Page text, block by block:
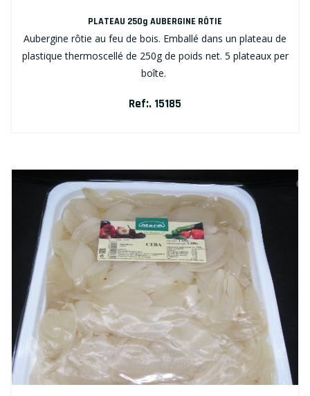
PLATEAU 250g AUBERGINE RÔTIE
Aubergine rôtie au feu de bois. Emballé dans un plateau de
plastique thermoscellé de 250g de poids net. 5 plateaux per
boîte.
Ref:. 15185